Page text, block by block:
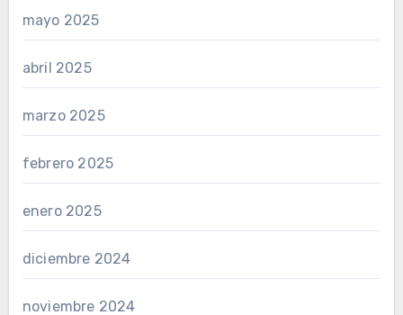
mayo 2025
abril 2025
marzo 2025
febrero 2025
enero 2025
diciembre 2024
noviembre 2024